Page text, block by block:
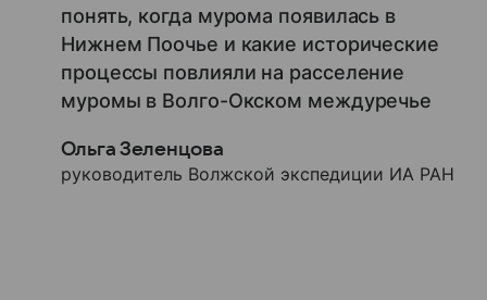
понять, когда мурома появилась в
Нижнем Поочье и какие исторические
процессы повлияли на расселение
муромы в Волго-Окском междуречье
Ольга Зеленцова
руководитель Волжской экспедиции ИА РАН